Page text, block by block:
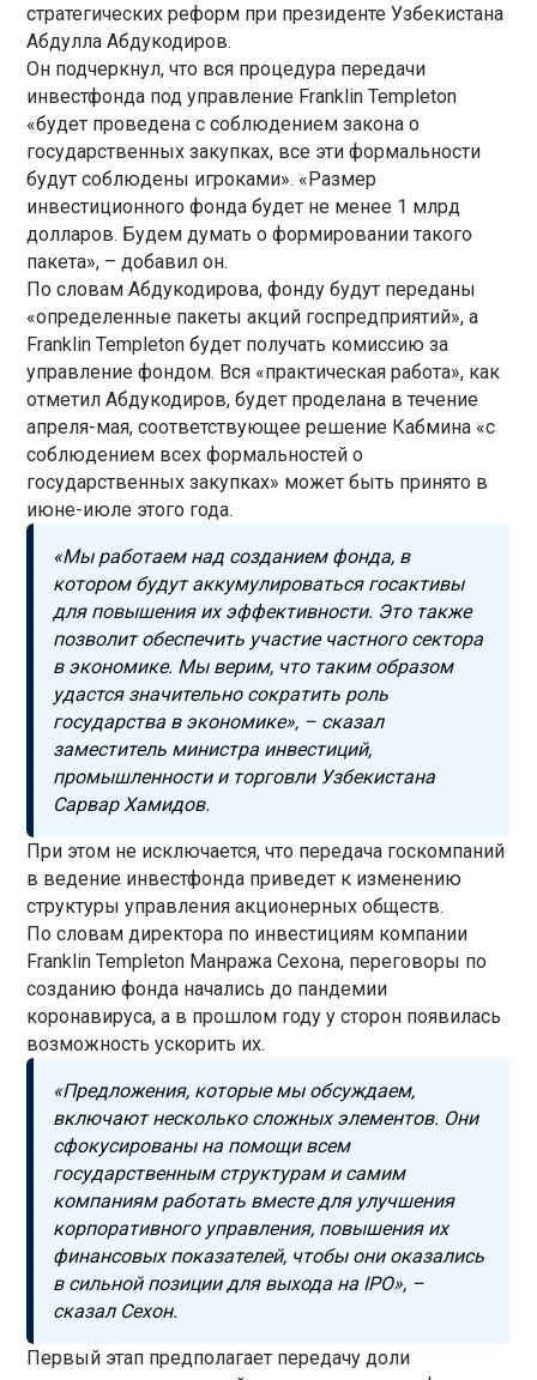
стратегических реформ при президенте Узбекистана
Абдулла Абдукодиров.
Он подчеркнул, что вся процедура передачи
инвестфонда под управление Franklin Templeton
«будет проведена с соблюдением закона о
государственных закупках, все эти формальности
будут соблюдены игроками». «Размер
инвестиционного фонда будет не менее 1 млрд
долларов. Будем думать о формировании такого
пакета», – добавил он.
По словам Абдукодирова, фонду будут переданы
«определенные пакеты акций госпредприятий», а
Franklin Templeton будет получать комиссию за
управление фондом. Вся «практическая работа», как
отметил Абдукодиров, будет проделана в течение
апреля-мая, соответствующее решение Кабмина «с
соблюдением всех формальностей о
государственных закупках» может быть принято в
июне-июле этого года.
«Мы работаем над созданием фонда, в
котором будут аккумулироваться госактивы
для повышения их эффективности. Это также
позволит обеспечить участие частного сектора
в экономике. Мы верим, что таким образом
удастся значительно сократить роль
государства в экономике», – сказал
заместитель министра инвестиций,
промышленности и торговли Узбекистана
Сарвар Хамидов.
При этом не исключается, что передача госкомпаний
в ведение инвестфонда приведет к изменению
структуры управления акционерных обществ.
По словам директора по инвестициям компании
Franklin Templeton Манража Сехона, переговоры по
созданию фонда начались до пандемии
коронавируса, а в прошлом году у сторон появилась
возможность ускорить их.
«Предложения, которые мы обсуждаем,
включают несколько сложных элементов. Они
сфокусированы на помощи всем
государственным структурам и самим
компаниям работать вместе для улучшения
корпоративного управления, повышения их
финансовых показателей, чтобы они оказались
в сильной позиции для выхода на IPO», –
сказал Сехон.
Первый этап предполагает передачу доли